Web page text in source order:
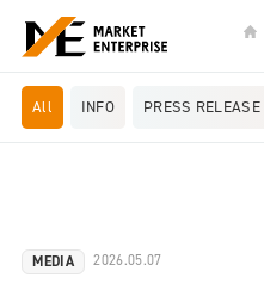
All INFO PRESS RELEASE
MEDIA 2026.05.07